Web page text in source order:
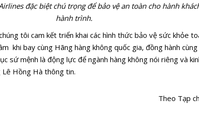
đặc biệt chú trọng để bảo vệ an toàn cho hành
hành trình.
tôi cam kết triển khai các hình thức bảo vệ sức khỏe
khi bay cùng Hãng hàng không quốc gia, đồng hành
sứ mệnh là động lực để ngành hàng không nói riêng và
Lê Hồng Hà thông tin.
Theo Tạp